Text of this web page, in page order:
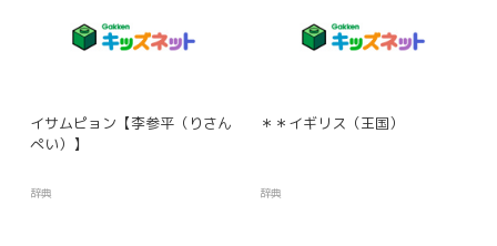
イサムピョン【李参平（りさん
ぺい）】
辞典
＊＊イギリス（王国）
辞典